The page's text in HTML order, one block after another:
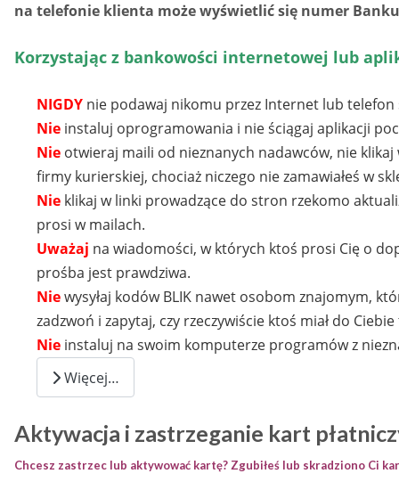
na telefonie klienta może wyświetlić się numer Banku
Korzystając z bankowości internetowej lub
NIGDY nie podawaj nikomu przez Internet lub
Nie instaluj oprogramowania i nie ściągaj aplikacji
Nie otwieraj maili od nieznanych nadawców, nie
firmy kurierskiej, chociaż niczego nie zamawiałeś w
Nie klikaj w linki prowadzące do stron rzekomo
prosi w mailach.
Uważaj na wiadomości, w których ktoś prosi Cię o
prośba jest prawdziwa.
Niewysyłaj kodów BLIK nawet osobom znajomym,
zadzwoń i zapytaj, czy rzeczywiście ktoś miał do
Nie instaluj na swoim komputerze programów z
Więcej…
Aktywacja i zastrzeganie kart
Chcesz zastrzec lub aktywować kartę? Zgubiłeś lub skradziono Ci